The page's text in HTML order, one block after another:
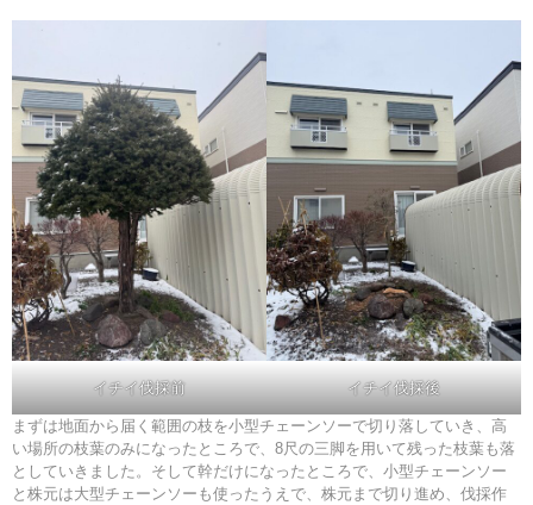
イチイ伐採前 イチイ伐採後
まずは地面から届く範囲の枝を小型チェーンソーで切り落していき、高
い場所の枝葉のみになったところで、8尺の三脚を用いて残った枝葉も落
としていきました。そして幹だけになったところで、小型チェーンソー
と株元は大型チェーンソーも使ったうえで、株元まで切り進め、伐採作